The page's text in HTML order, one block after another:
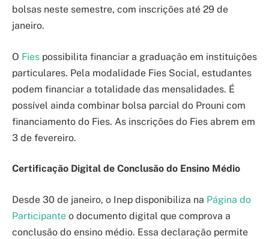
bolsas neste semestre, com inscrições até 29 de
janeiro.
O Fies possibilita financiar a graduação em instituições
particulares. Pela modalidade Fies Social, estudantes
podem financiar a totalidade das mensalidades. É
possível ainda combinar bolsa parcial do Prouni com
financiamento do Fies. As inscrições do Fies abrem em
3 de fevereiro.
Certificação Digital de Conclusão do Ensino Médio
Desde 30 de janeiro, o Inep disponibiliza na Página do
Participante o documento digital que comprova a
conclusão do ensino médio. Essa declaração permite